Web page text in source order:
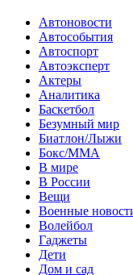
Автоновости
Автособытия
Автоспорт
Автоэксперт
Актеры
Аналитика
Баскетбол
Безумный мир
Биатлон/Лыжи
Бокс/MMA
В мире
В России
Вещи
Военные
Волейбол
Гаджеты
Дети
Дом и сад